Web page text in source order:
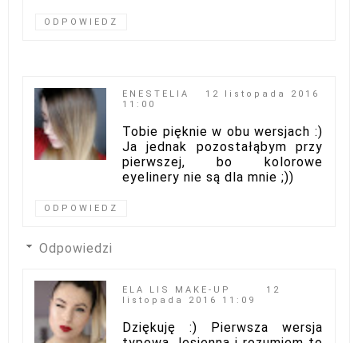
ODPOWIEDZ
ENESTELIA
12 listopada 2016
11:00
Tobie pięknie w obu wersjach :)
Ja jednak pozostałąbym przy
pierwszej, bo kolorowe
eyelinery nie są dla mnie ;))
ODPOWIEDZ
Odpowiedzi
ELA LIS MAKE-UP
12
listopada 2016 11:09
Dziękuję :) Pierwsza wersja